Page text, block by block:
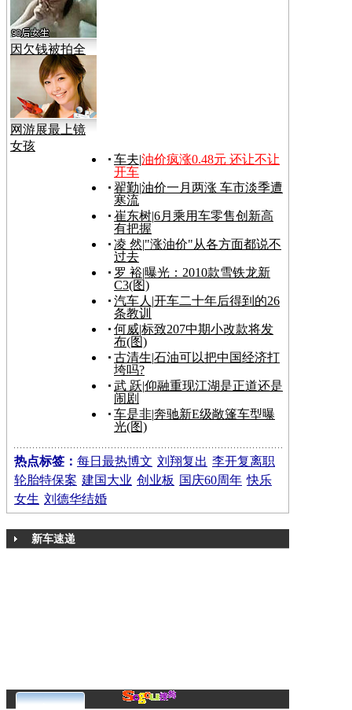
因欠钱被拍全
裸视频
网游展最上镜
女孩
车夫|油价疯涨0.48元 还让不让
开车
翟勤|油价一月两涨 车市淡季遭
寒流
崔东树|6月乘用车零售创新高
有把握
凌 然|"涨油价"从各方面都说不
过去
罗 裕|曝光：2010款雪铁龙新
C3(图)
汽车人 |开车二十年后得到的26
条教训
何威|标致207中期小改款将发
布(图)
古清生|石油可以把中国经济打
垮吗?
武 跃|仰融重现江湖是正道还是
闹剧
车是非|奔驰新E级敞篷车型曝
光(图)
热点标签： 每日最热博文 刘翔复出 李开复离职
轮胎特保案 建国大业 创业板 国庆60周年 快乐
女生 刘德华结婚
新车速递